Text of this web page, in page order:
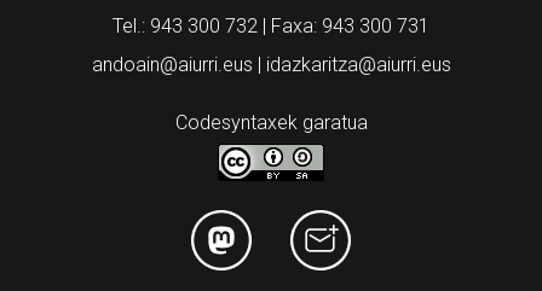
Tel.: 943 300 732 | Faxa: 943 300 731
andoain@aiurri.eus | idazkaritza@aiurri.eus
Codesyntaxek garatua